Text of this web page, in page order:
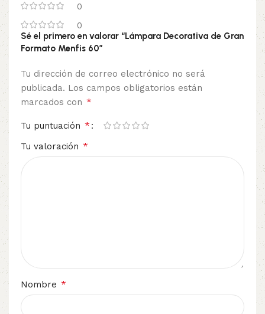
0
0
Sé el primero en valorar “Lámpara Decorativa de Gran
Formato Menfis 60”
Tu dirección de correo electrónico no será
publicada. Los campos obligatorios están
marcados con *
Tu puntuación *
Tu valoración *
Nombre *